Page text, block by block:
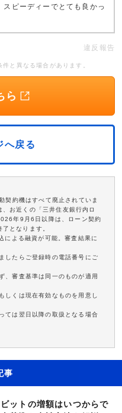
スピーディーでとても良かっ
違反報告
と異なる場合があります。
ら
へ戻る
契約機はすべて廃止されていま
お近くの「三井住友銀行内ロ
年9月6日以降は、ローン契約
となります。
よる融資が可能。審査結果に
したらご登録時の電話番号にご
、審査基準は同一のものが適用
くは現在有効なものを用意し
ては翌日以降の取扱となる場合
事
ットの増額はいつからで